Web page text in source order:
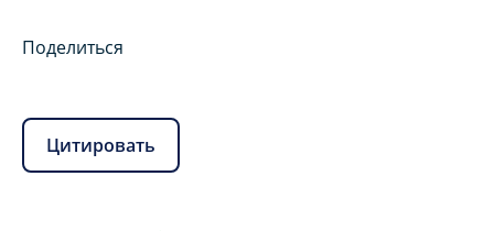
Поделиться
Цитировать